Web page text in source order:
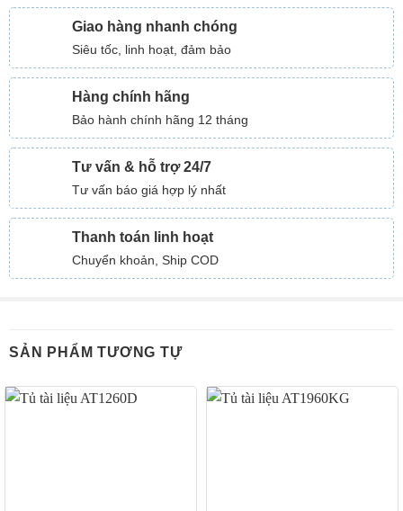
Giao hàng nhanh chóng
Siêu tốc, linh hoạt, đảm bảo
Hàng chính hãng
Bảo hành chính hãng 12 tháng
Tư vấn & hỗ trợ 24/7
Tư vấn báo giá hợp lý nhất
Thanh toán linh hoạt
Chuyển khoản, Ship COD
SẢN PHẨM TƯƠNG TỰ